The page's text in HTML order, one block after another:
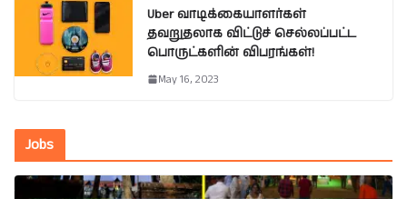
Uber வாடிக்கையாளர்கள்
தவறுதலாக விட்டுச் செல்லப்பட்ட
பொருட்களின் விபரங்கள்!
May 16, 2023
Jobs